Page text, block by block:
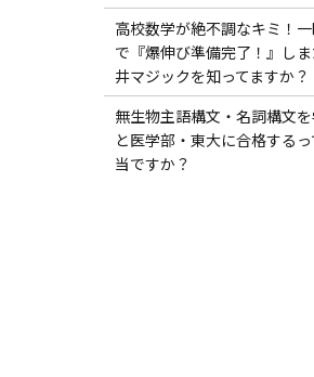
高校数学が絶不調なキミ！
で『爆伸び準備完了！』し
井マジックを知ってますか？
無生物主語構文・名詞構文
と医学部・東大に合格する
当ですか？